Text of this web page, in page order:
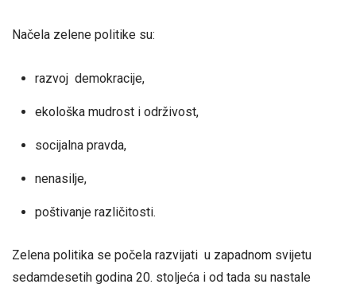
Načela zelene politike su:
razvoj demokracije,
ekološka mudrost i održivost,
socijalna pravda,
nenasilje,
poštivanje različitosti.
Zelena politika se počela razvijati u zapadnom svijetu
sedamdesetih godina 20. stoljeća i od tada su nastale